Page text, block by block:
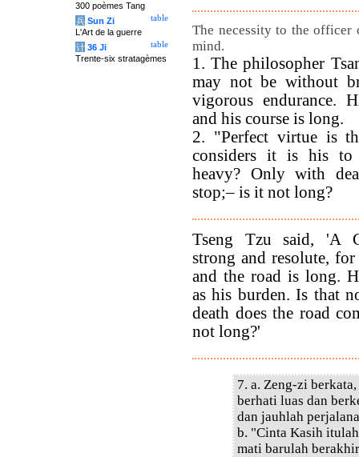
The necessity to the officer
mind.
1. The philosopher
may not be without
vigorous endurance.
and his course is long.
2. "Perfect virtue is
considers it is his
heavy? Only with
stop;– is it not long?
Tseng Tzu said, 'A
strong and resolute,
and the road is long.
as his burden. Is that
death does the road
not long?'
7. a. Zeng-zi
berhati luas dan
dan jauhlah
b. "Cinta Kasih
mati barulah
300 poèmes Tang
table
兵 Sun Zi
L'Art de la guerre
table
计 36 Ji
Trente-six stratagèmes